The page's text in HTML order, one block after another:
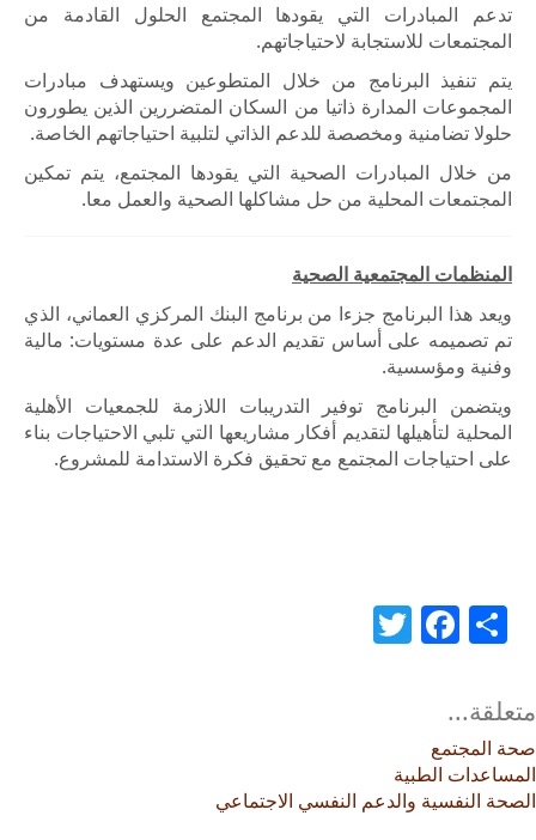
تدعم المبادرات التي يقودها المجتمع الحلول القادمة من
المجتمعات للاستجابة لاحتياجاتهم.
يتم تنفيذ البرنامج من خلال المتطوعين ويستهدف مبادرات
المجموعات المدارة ذاتيا من السكان المتضررين الذين يطورون
حلولا تضامنية ومخصصة للدعم الذاتي لتلبية احتياجاتهم الخاصة.
من خلال المبادرات الصحية التي يقودها المجتمع، يتم تمكين
المجتمعات المحلية من حل مشاكلها الصحية والعمل معا.
المنظمات المجتمعية الصحية
ويعد هذا البرنامج جزءا من برنامج البنك المركزي العماني، الذي
تم تصميمه على أساس تقديم الدعم على عدة مستويات: مالية
وفنية ومؤسسية.
ويتضمن البرنامج توفير التدريبات اللازمة للجمعيات الأهلية
المحلية لتأهيلها لتقديم أفكار مشاريعها التي تلبي الاحتياجات بناء
على احتياجات المجتمع مع تحقيق فكرة الاستدامة للمشروع.
Share
Facebook
متعلقة...
صحة المجتمع
المساعدات الطبية
الصحة النفسية والدعم النفسي الاجتماعي